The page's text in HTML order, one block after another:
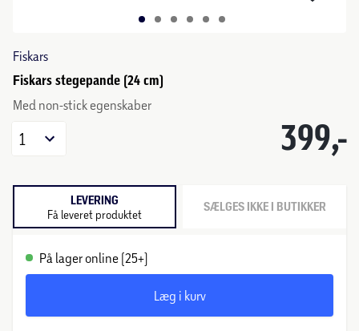
Fiskars
Fiskars stegepande (24 cm)
Med non-stick egenskaber
399,-
1
LEVERING
Få leveret produktet SÆLGES IKKE I BUTIKKER
På lager online (25+)
Læg i kurv